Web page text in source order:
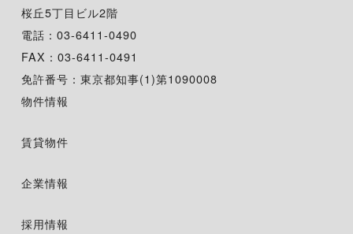
桜丘5丁目ビル2階
電話：03-6411-0490
FAX：03-6411-0491
免許番号：東京都知事(1)第1090008
物件情報
賃貸物件
企業情報
採用情報